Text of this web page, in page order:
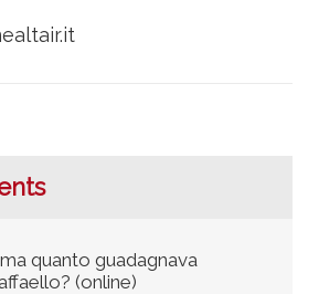
ma quanto guadagnava
(online)